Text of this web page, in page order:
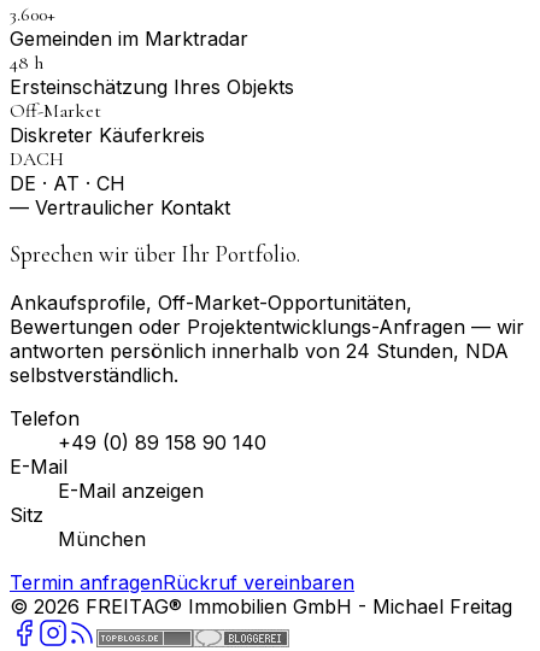
3.600+
Gemeinden im Marktradar
48 h
Erst­einschätzung Ihres Objekts
Off-Market
Diskreter Käuferkreis
DACH
DE · AT · CH
— Vertraulicher Kontakt
Sprechen wir über Ihr Portfolio.
Ankaufsprofile, Off-Market-Opportunitäten,
Bewertungen oder Projektentwicklungs-Anfragen — wir
antworten persönlich innerhalb von 24 Stunden, NDA
selbstverständlich.
Telefon
+49 (0) 89 158 90 140
E-Mail
E-Mail anzeigen
Sitz
München
Termin anfragenRückruf vereinbaren
© 2026 FREITAG® Immobilien GmbH - Michael Freitag